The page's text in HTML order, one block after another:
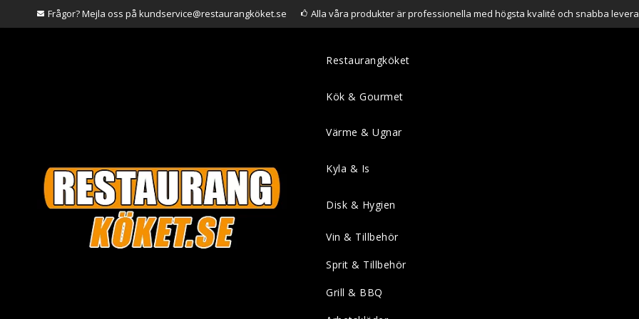
Frågor? Mejla oss på kundservice@restaurangköket.se Alla våra produkter är professionella med högsta kvalité och snabba
Restaurangköket
Kök & Gourmet
Värme & Ugnar
Kyla & Is
Disk & Hygien
Vin & Tillbehör
Sprit & Tillbehör
Grill & BBQ